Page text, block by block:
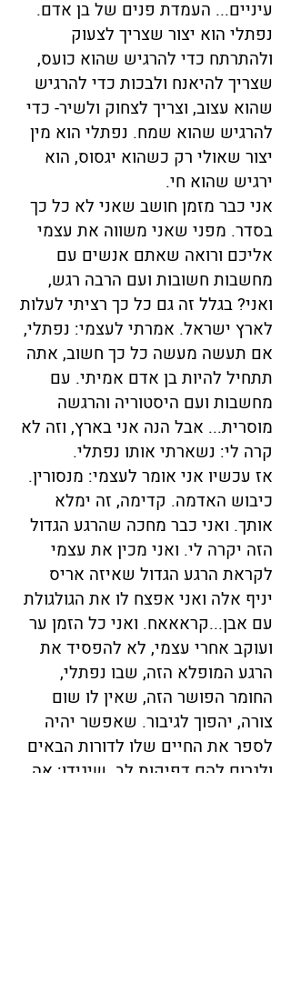
עיניים... העמדת פנים של בן אדם.
נפתלי הוא יצור שצריך לצעוק
ולהתרתח כדי להרגיש שהוא כועס,
שצריך להיאנח ולבכות כדי להרגיש
שהוא עצוב, וצריך לצחוק ולשיר- כדי
להרגיש שהוא שמח. נפתלי הוא מין
יצור שאולי רק כשהוא יגסוס, הוא
ירגיש שהוא חי.
אני כבר מזמן חושב שאני לא כל כך
בסדר. מפני שאני משווה את עצמי
אליכם ורואה שאתם אנשים עם
מחשבות חשובות ועם הרבה רגש,
ואני? בגלל זה גם כל כך רציתי לעלות
לארץ ישראל. אמרתי לעצמי: נפתלי,
אם תעשה מעשה כל כך חשוב, אתה
תתחיל להיות בן אדם אמיתי. עם
מחשבות ועם היסטוריה והרגשה
מוסרית... אבל הנה אני בארץ, וזה לא
קרה לי: נשארתי אותו נפתלי.
אז עכשיו אני אומר לעצמי: מנסורין.
כיבוש האדמה. קדימה, זה ימלא
אותך. ואני כבר מחכה שהרגע הגדול
הזה יקרה לי. ואני מכין את עצמי
לקראת הרגע הגדול שאיזה אריס
יניף אלה ואני אפצח לו את הגולגולת
עם אבן...קראאאח. ואני כל הזמן ער
ועוקב אחרי עצמי, לא להפסיד את
הרגע המופלא הזה, שבו נפתלי,
החומר הפושר הזה, שאין לו שום
צורה, יהפוך לגיבור. שאפשר יהיה
לספר את החיים שלו לדורות הבאים
ולגרום להם דפיקות לב. שיגידו: אה.